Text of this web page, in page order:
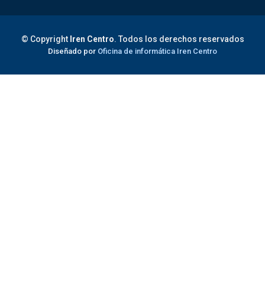
© Copyright Iren Centro. Todos los derechos reservados
Diseñado por Oficina de informática Iren Centro